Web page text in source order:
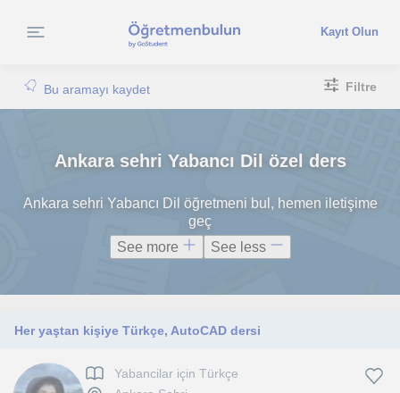
Kayıt Olun
Bu aramayı kaydet Filtre
Ankara sehri Yabancı Dil özel ders
Ankara sehri Yabancı Dil öğretmeni bul, hemen iletişime
geç
See more
See less
Her yaştan kişiye Türkçe, AutoCAD dersi
Yabancilar için Türkçe